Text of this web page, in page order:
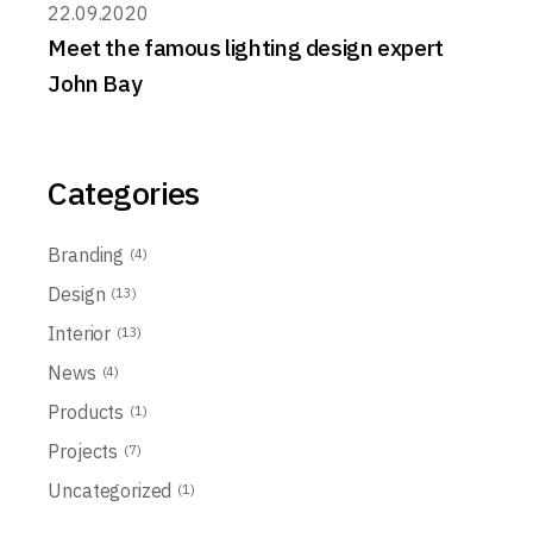
22.09.2020
Meet the famous lighting design expert
John Bay
Categories
Branding (4)
Design (13)
Interior (13)
News (4)
Products (1)
Projects (7)
Uncategorized (1)